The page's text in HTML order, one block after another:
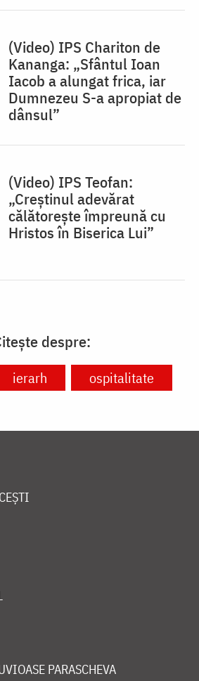
(Video) IPS Chariton de
Kananga: „Sfântul Ioan
Iacob a alungat frica, iar
Dumnezeu S-a apropiat de
dânsul”
(Video) IPS Teofan:
„Creștinul adevărat
călătorește împreună cu
Hristos în Biserica Lui”
despre:
ierarh ospitalitate
PARASCHEVA